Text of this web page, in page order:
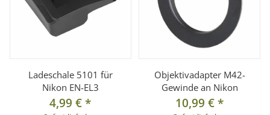
Ladeschale 5101 für
Nikon EN-EL3
4,99 €*
Objektivadapter M42-
Gewinde an Nikon
10,99 €*